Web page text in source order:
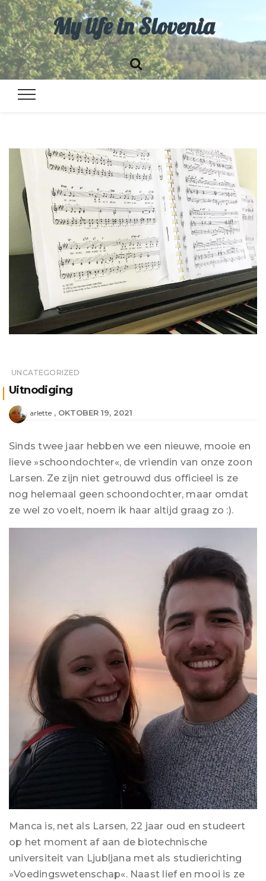
My life in Slovenia
UNCATEGORIZED
Uitnodiging
arlette OKTOBER 19, 2021
Sinds twee jaar hebben we een nieuwe, mooie en
lieve »schoondochter«, de vriendin van onze zoon
Larsen. Ze zijn niet getrouwd dus officieel is ze
nog helemaal geen schoondochter, maar omdat
ze wel zo voelt, noem ik haar altijd graag zo :).
Manca is, net als Larsen, 22 jaar oud en studeert
op het moment af aan de biotechnische
universiteit van Ljubljana met als studierichting
»Voedingswetenschap«. Naast lief en mooi is ze